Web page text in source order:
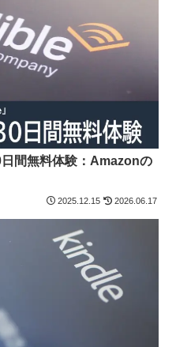
間無料体験：Amazonの
2025.12.15 2026.06.17